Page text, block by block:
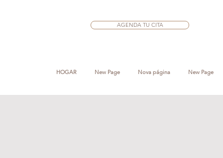
HOGAR New Page Nova página New Page
AGENDA TU CITA